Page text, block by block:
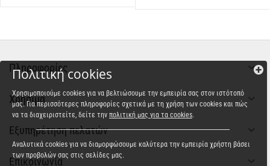
Πληροφορίες
Χρήσιμα
Εξυπηρέτηση πελατών
Επικοινωνία
Πολιτική cookies
Χρησιμοποιούμε cookies για να βελτιώσουμε την εμπειρία σας στον ιστότοπό
μας. Για περισσότερες πληροφορίες σχετικά με τη χρήση των cookies και πώς
να τα διαχειριστείτε, δείτε την πολιτική μας για τα cookies.
Αναλυτικά cookies για να διαμορφώσουμε καλύτερα την εμπειρία χρήστη βάσει
των προβολών σας στις σελίδες μας.